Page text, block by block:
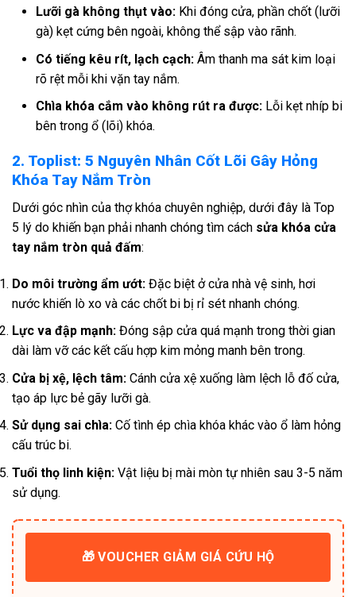
Lưỡi gà không thụt vào: Khi đóng cửa, phần chốt (lưỡi
gà) kẹt cứng bên ngoài, không thể sập vào rãnh.
Có tiếng kêu rít, lạch cạch: Âm thanh ma sát kim loại
rõ rệt mỗi khi vặn tay nắm.
Chìa khóa cắm vào không rút ra được: Lỗi kẹt nhíp bi
bên trong ổ (lõi) khóa.
2. Toplist: 5 Nguyên Nhân Cốt Lõi Gây Hỏng
Khóa Tay Nắm Tròn
Dưới góc nhìn của thợ khóa chuyên nghiệp, dưới đây là Top
5 lý do khiến bạn phải nhanh chóng tìm cách sửa khóa cửa
tay nắm tròn quả đấm:
Do môi trường ẩm ướt: Đặc biệt ở cửa nhà vệ sinh, hơi
nước khiến lò xo và các chốt bi bị rỉ sét nhanh chóng.
Lực va đập mạnh: Đóng sập cửa quá mạnh trong thời gian
dài làm vỡ các kết cấu hợp kim mỏng manh bên trong.
Cửa bị xệ, lệch tâm: Cánh cửa xệ xuống làm lệch lỗ đố cửa,
tạo áp lực bẻ gãy lưỡi gà.
Sử dụng sai chìa: Cố tình ép chìa khóa khác vào ổ làm hỏng
cấu trúc bi.
Tuổi thọ linh kiện: Vật liệu bị mài mòn tự nhiên sau 3-5 năm
sử dụng.
🎁 VOUCHER GIẢM GIÁ CỨU HỘ